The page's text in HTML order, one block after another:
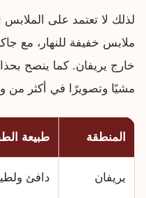
لذلك لا تعتمد على
ملابس خفيفة للنهار، مع
خارج يريفان. كما ينصح
مشيًا وتصويرًا في أكثر من
المنطقة طبيعة
يريفان دافئ